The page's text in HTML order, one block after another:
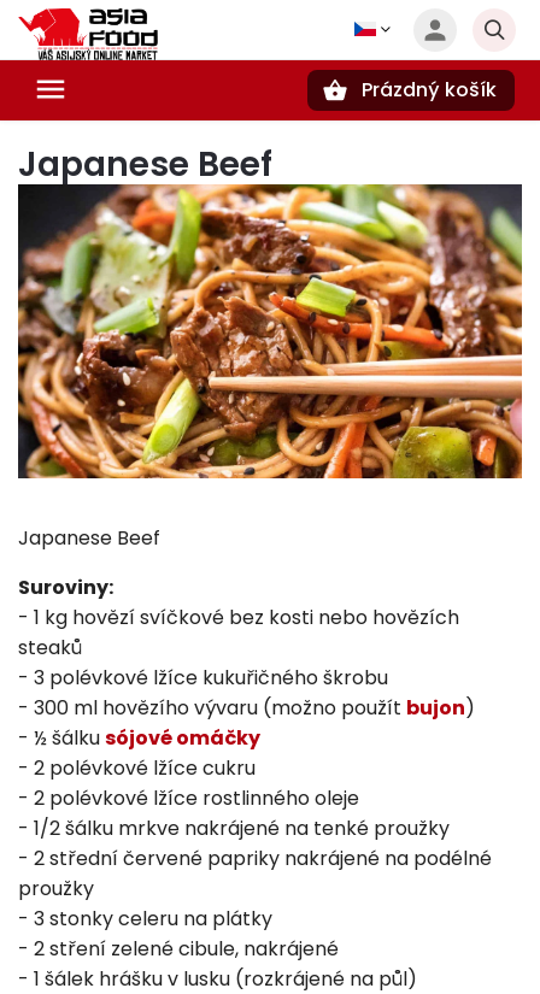
Prázdný košík
Japanese Beef
Japanese Beef
Suroviny:
- 1 kg hovězí svíčkové bez kosti nebo hovězích
steaků
- 3 polévkové lžíce kukuřičného škrobu
- 300 ml hovězího vývaru (možno použít bujon)
- ½ šálkusójové omáčky
- 2 polévkové lžíce cukru
- 2 polévkové lžíce rostlinného oleje
- 1/2 šálku mrkve nakrájené na tenké proužky
- 2 střední červené papriky nakrájené na podélné
proužky
- 3 stonky celeru na plátky
- 2 stření zelené cibule, nakrájené
- 1 šálek hrášku v lusku (rozkrájené na půl)